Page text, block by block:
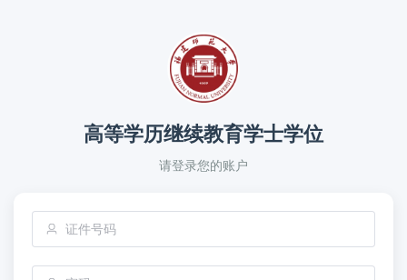
高等学历继续教育学士学位
请登录您的账户